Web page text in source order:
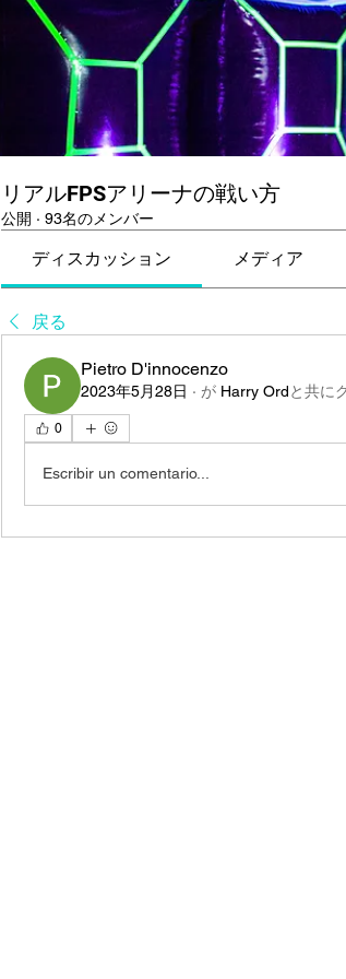
リアルFPSアリーナの戦い方
公開 · 93名のメンバー
ディスカッション メディア
戻る
Pietro D'innocenzo
2023年5月28日 · が Harry Ordと共に
0
Escribir un comentario...